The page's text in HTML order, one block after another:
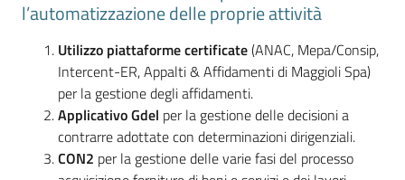
L'impresa
digitale
l’automatizzazione delle proprie attività
Utilizzo piattaforme certificate(ANAC, Mepa/Consip,
Intercent-ER, Appalti & Affidamenti di Maggioli Spa)
per la gestione degli affidamenti.
Applicativo Gdel per la gestione delle decisioni a
contrarre adottate con determinazioni dirigenziali.
CON2 per la gestione delle varie fasi del processo